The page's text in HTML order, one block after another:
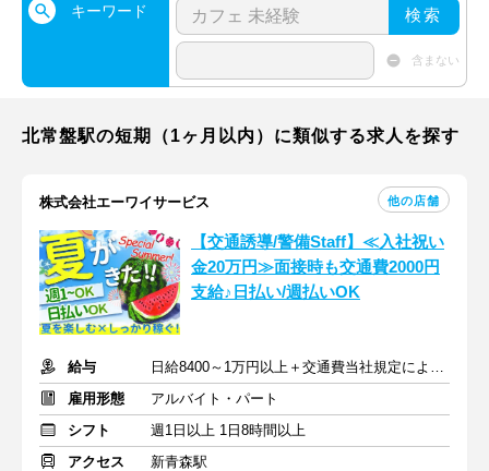
キーワード 検索
含まない
北常盤駅の短期（1ヶ月以内）に類似する求人を探す
株式会社エーワイサービス 他の店舗
【交通誘導/警備Staff】≪入社祝い
金20万円≫面接時も交通費2000円
支給♪日払い/週払いOK
給与
日給8400～1万円以上＋交通費当社規定により支給
雇用形態
アルバイト・パート
シフト
週1日以上 1日8時間以上
アクセス
新青森駅